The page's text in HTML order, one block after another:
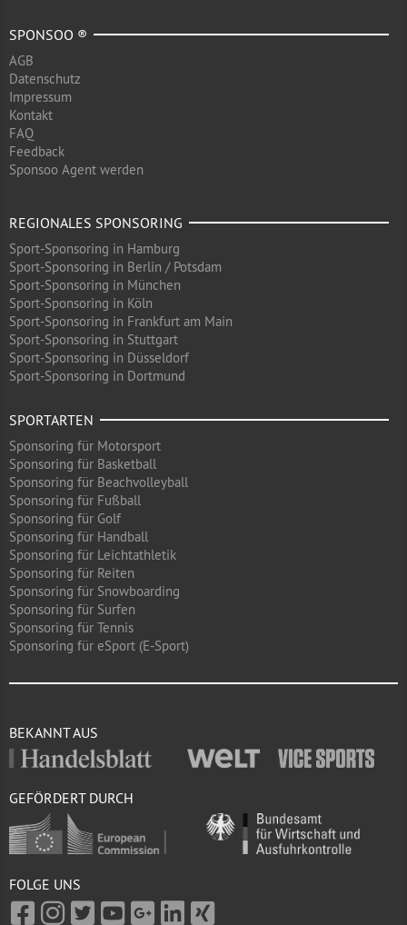
SPONSOO ®
AGB
Datenschutz
Impressum
Kontakt
FAQ
Feedback
Sponsoo Agent werden
REGIONALES SPONSORING
Sport-Sponsoring in Hamburg
Sport-Sponsoring in Berlin / Potsdam
Sport-Sponsoring in München
Sport-Sponsoring in Köln
Sport-Sponsoring in Frankfurt am Main
Sport-Sponsoring in Stuttgart
Sport-Sponsoring in Düsseldorf
Sport-Sponsoring in Dortmund
SPORTARTEN
Sponsoring für Motorsport
Sponsoring für Basketball
Sponsoring für Beachvolleyball
Sponsoring für Fußball
Sponsoring für Golf
Sponsoring für Handball
Sponsoring für Leichtathletik
Sponsoring für Reiten
Sponsoring für Snowboarding
Sponsoring für Surfen
Sponsoring für Tennis
Sponsoring für eSport (E-Sport)
BEKANNT AUS
GEFÖRDERT DURCH
FOLGE UNS